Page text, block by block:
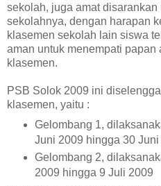
sekolah, juga amat
sekolahnya, dengan harapan
klasemen sekolah lain siswa
aman untuk menempati papan
klasemen.
PSB Solok 2009 ini
klasemen, yaitu :
Gelombang 1,
Juni 2009 hingga 30 Juni
Gelombang 2,
2009 hingga 9 Juli 2009